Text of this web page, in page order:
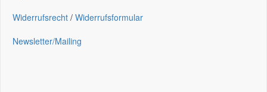
Widerrufsrecht / Widerrufsformular
Newsletter/Mailing